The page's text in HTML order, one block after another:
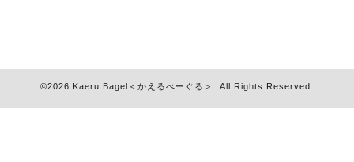
©2026 Kaeru Bagel＜かえるべーぐる＞ . All Rights Reserved.